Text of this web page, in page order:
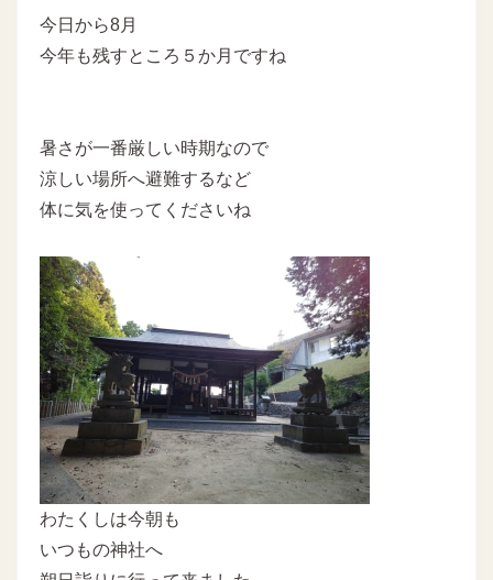
今日から8月
今年も残すところ５か月ですね
暑さが一番厳しい時期なので
涼しい場所へ避難するなど
体に気を使ってくださいね
わたくしは今朝も
いつもの神社へ